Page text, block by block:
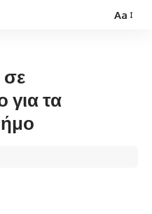
Aa
σε
τα